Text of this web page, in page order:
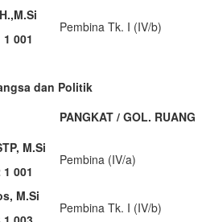
1 001
Pembina Tk. I (IV/b)
dan Politik
PANGKAT / GOL. RUANG
M.Si
1 001
Pembina (IV/a)
M.Si
Pembina Tk. I (IV/b)